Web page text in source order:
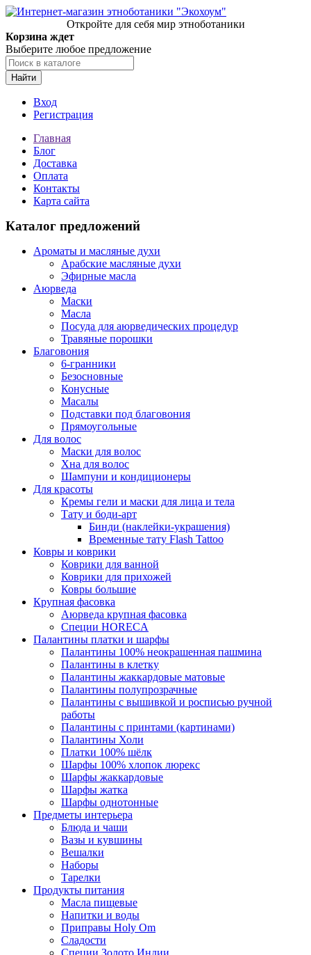
Откройте для себя мир этноботаники
Корзина ждет
Выберите любое предложение
Найти
Вход
Регистрация
Главная
Блог
Доставка
Оплата
Контакты
Карта сайта
Каталог предложений
Ароматы и масляные духи
Арабские масляные духи
Эфирные масла
Аюрведа
Маски
Масла
Посуда для аюрведических процедур
Травяные порошки
Благовония
6-гранники
Безосновные
Конусные
Масалы
Подставки под благовония
Прямоугольные
Для волос
Маски для волос
Хна для волос
Шампуни и кондиционеры
Для красоты
Кремы гели и маски для лица и тела
Тату и боди-арт
Бинди (наклейки-украшения)
Временные тату Flash Tattoo
Ковры и коврики
Коврики для ванной
Коврики для прихожей
Ковры большие
Крупная фасовка
Аюрведа крупная фасовка
Специи HORECA
Палантины платки и шарфы
Палантины 100% неокрашенная пашмина
Палантины в клетку
Палантины жаккардовые матовые
Палантины полупрозрачные
Палантины с вышивкой и росписью ручной
работы
Палантины с принтами (картинами)
Палантины Холи
Платки 100% шёлк
Шарфы 100% хлопок люрекс
Шарфы жаккардовые
Шарфы жатка
Шарфы однотонные
Предметы интерьера
Блюда и чаши
Вазы и кувшины
Вешалки
Наборы
Тарелки
Продукты питания
Масла пищевые
Напитки и воды
Приправы Holy Om
Сладости
Специи Золото Индии